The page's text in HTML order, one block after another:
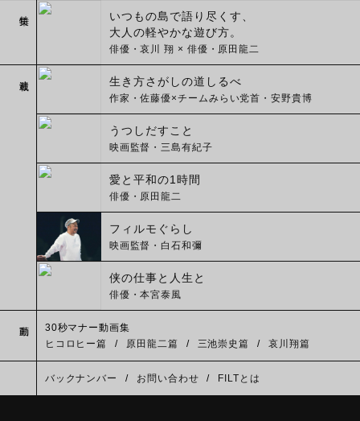
いつもの島で語り尽くす、
大人の軽やかな遊び方。
俳優・哀川 翔 × 俳優・原田龍二
生き方さがしの道しるべ
作家・佐藤優×チームみらい党首・安野貴博
うつしだすこと
映画監督・三島有紀子
愛と平和の1時間
俳優・原田龍二
フィルモぐらし
映画監督・白石和彌
侠の仕事と人生と
俳優・本宮泰風
30秒マナー動画集
ヒコロヒー篇
/ 原田龍二篇 / 三池崇史篇 / 哀川翔篇
バックナンバー / お問い合わせ / FILTとは